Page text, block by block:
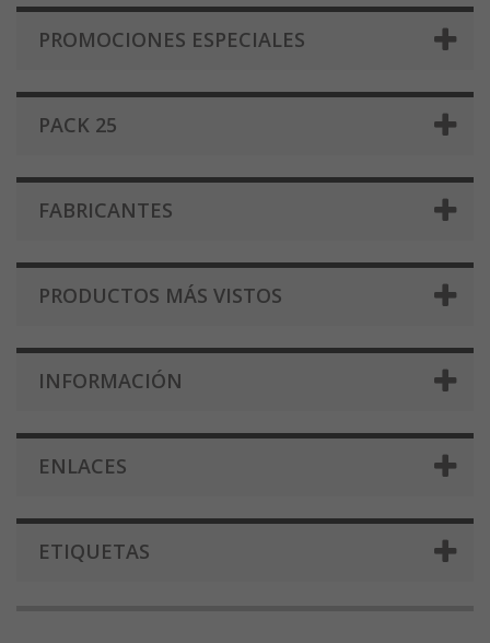
PROMOCIONES ESPECIALES
PACK 25
FABRICANTES
PRODUCTOS MÁS VISTOS
INFORMACIÓN
ENLACES
ETIQUETAS